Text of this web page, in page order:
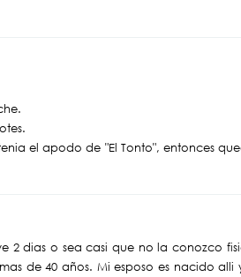
el apodo de "El Tonto", entonces
2 dias o sea casi que no la conozco
de 40 años. Mi esposo es nacido alli